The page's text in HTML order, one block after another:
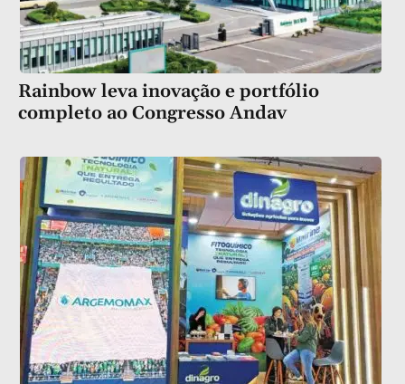
Rainbow leva inovação e portfólio
completo ao Congresso Andav